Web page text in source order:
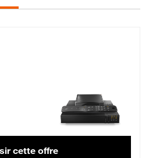
Lite Fibre
cette offre